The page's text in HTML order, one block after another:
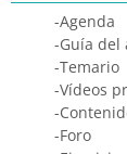
-Agenda
-Guía del
-Temario
-Vídeos
-
-Foro